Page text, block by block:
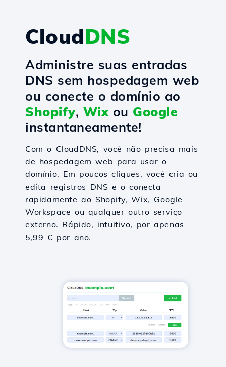
CloudDNS
Administre suas entradas
DNS sem hospedagem web
ou conecte o domínio ao
Shopify, Wixou Google
instantaneamente!
Com o CloudDNS, você não precisa mais
de hospedagem web para usar o
domínio. Em poucos cliques, você cria ou
edita registros DNS e o conecta
rapidamente ao Shopify, Wix, Google
Workspace ou qualquer outro serviço
externo. Rápido, intuitivo, por apenas
5,99 € por ano.